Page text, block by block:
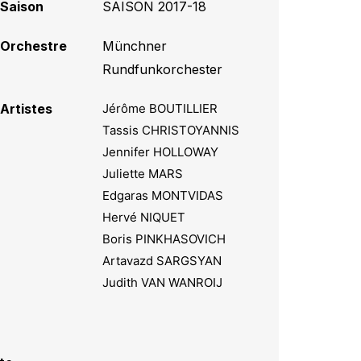
Saison SAISON 2017-18
Orchestre
Münchner
Rundfunkorchester
Artistes
Jérôme BOUTILLIER
Tassis CHRISTOYANNIS
Jennifer HOLLOWAY
Juliette MARS
Edgaras MONTVIDAS
Hervé NIQUET
Boris PINKHASOVICH
Artavazd SARGSYAN
Judith VAN WANROIJ